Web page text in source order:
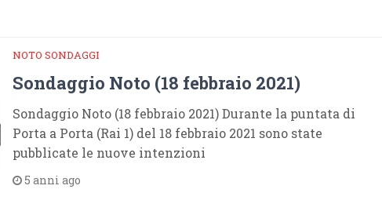
NOTO SONDAGGI
Sondaggio Noto (18 febbraio 2021)
Sondaggio Noto (18 febbraio 2021) Durante la puntata di
Porta a Porta (Rai 1) del 18 febbraio 2021 sono state
pubblicate le nuove intenzioni
5 anni ago